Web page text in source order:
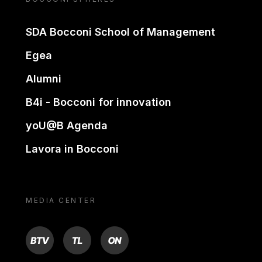
SDA Bocconi School of Management
Egea
Alumni
B4i - Bocconi for innovation
yoU@B Agenda
Lavora in Bocconi
MEDIA CENTER
BTV TL ON